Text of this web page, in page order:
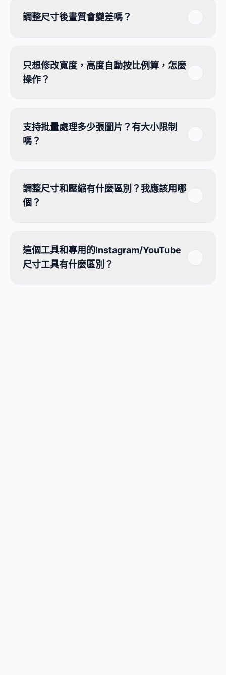
調整尺寸後畫質會變差嗎？
只想修改寬度，高度自動按比例算，怎麼
操作？
支持批量處理多少張圖片？有大小限制
嗎？
調整尺寸和壓縮有什麼區別？我應該用哪
個？
這個工具和專用的Instagram/YouTube
尺寸工具有什麼區別？